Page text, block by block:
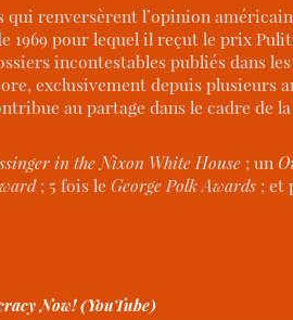
qui renversèrent l’opinion
pour lequel il reçut le prix
incontestables publiés dans
exclusivement depuis plusieurs
au partage dans le cadre de
in the Nixon White House; un
; 5 fois le George Polk Awards; et
Now! (YouTube)